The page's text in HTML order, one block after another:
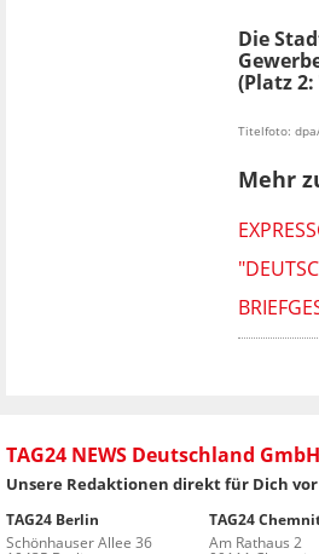
Die
(Platz
Titelfoto:
Mehr
TAG24 NEWS Deutschland GmbH
Unsere Redaktionen direkt für Dich
TAG24 Berlin
Schönhauser Allee 36
TAG24
Am Rathaus 2